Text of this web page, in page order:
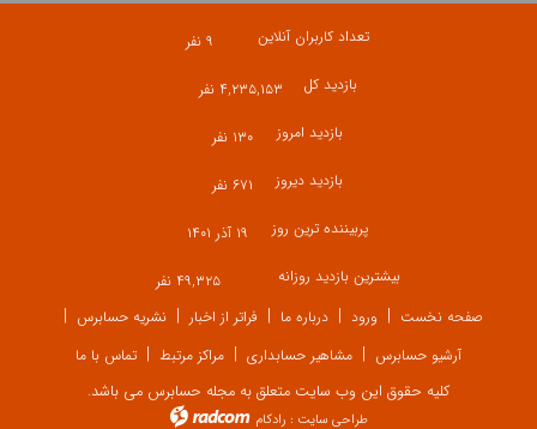
تعداد کاربران آنلاین
۹ نفر
بازدید کل
۴,۲۳۵,۱۵۳ نفر
بازدید امروز
۱۳۰ نفر
بازدید دیروز
۶۷۱ نفر
پربیننده ترین روز
۱۹ آذر ۱۴۰۱
بیشترین بازدید روزانه
۴۹,۳۲۵ نفر
صفحه نخست
ورود درباره ما فراتر از اخبار
نشریه حسابرس
آرشیو حسابرس
مشاهیر حسابداری مراکز مرتبط تماس با ما
کلیه حقوق این وب سایت متعلق به مجله حسابرس می باشد.
طراحی سایت : رادکام radcom